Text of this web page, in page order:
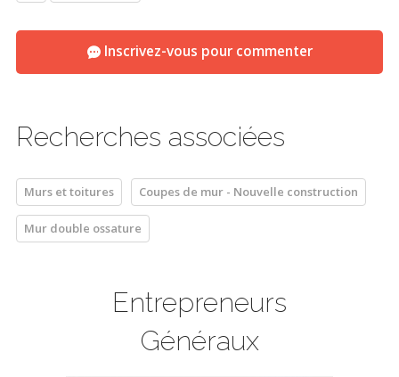
Inscrivez-vous pour commenter
Recherches associées
Murs et toitures Coupes de mur - Nouvelle construction
Mur double ossature
Entrepreneurs
Généraux